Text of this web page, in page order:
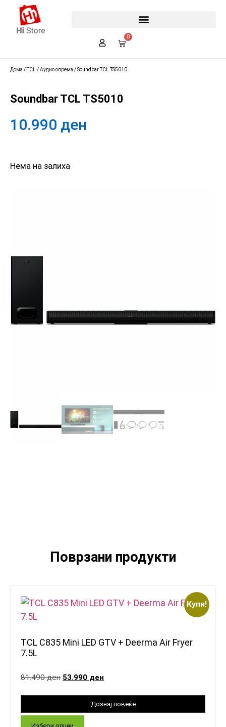
0
Дома /TCL /Аудио опрема / Soundbar TCL TS5010
Soundbar TCL TS5010
10.990 ден
Нема на залиха
Поврзани продукти
Купи!
TCL C835 Mini LED GTV + Deerma Air Fryer
7.5L
81.490ден 53.990 ден